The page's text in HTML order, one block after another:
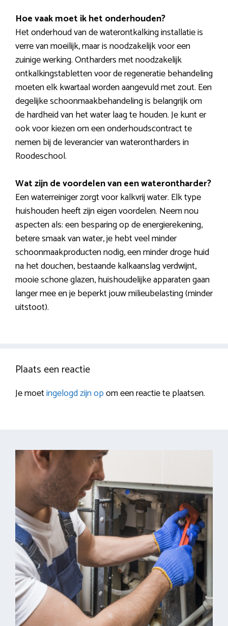
Hoe vaak moet ik het onderhouden?
Het onderhoud van de waterontkalking installatie is
verre van moeilijk, maar is noodzakelijk voor een
zuinige werking. Ontharders met noodzakelijk
ontkalkingstabletten voor de regeneratie behandeling
moeten elk kwartaal worden aangevuld met zout. Een
degelijke schoonmaakbehandeling is belangrijk om
de hardheid van het water laag te houden. Je kunt er
ook voor kiezen om een onderhoudscontract te
nemen bij de leverancier van waterontharders in
Roodeschool.
Wat zijn de voordelen van een waterontharder?
Een waterreiniger zorgt voor kalkvrij water. Elk type
huishouden heeft zijn eigen voordelen. Neem nou
aspecten als: een besparing op de energierekening,
betere smaak van water, je hebt veel minder
schoonmaakproducten nodig, een minder droge huid
na het douchen, bestaande kalkaanslag verdwijnt,
mooie schone glazen, huishoudelijke apparaten gaan
langer mee en je beperkt jouw milieubelasting (minder
uitstoot).
Plaats een reactie
Je moetingelogd zijn opom een reactie te plaatsen.